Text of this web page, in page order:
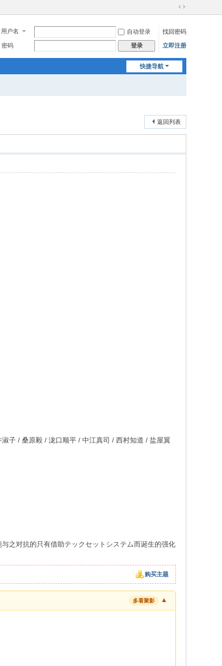
切
到
宽
版
用户名 自动登录
找回密码
密码
登录 立即注册
快捷导航
返回列表
/ 桑原毅 / 泷口顺平 / 中江真司 / 西村知道 / 盐屋翼
之对抗的只有借助テックセットシステム而诞生的强化
购买主题
多看聚影 ▼